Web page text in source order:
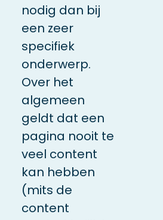
nodig dan bij
een zeer
specifiek
onderwerp.
Over het
algemeen
geldt dat een
pagina nooit te
veel content
kan hebben
(mits de
content